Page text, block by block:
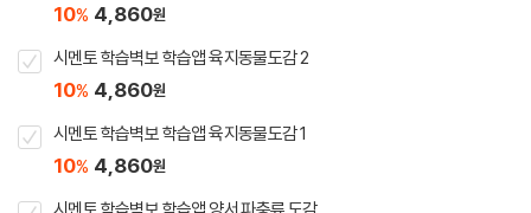
10% 4,860원
시멘토 학습벽보 학습앱 육지동물도감 2
10% 4,860원
시멘토 학습벽보 학습앱 육지동물도감 1
10% 4,860원